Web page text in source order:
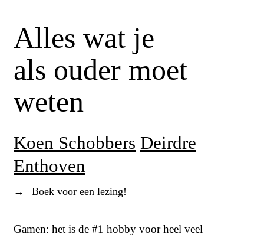
Alles wat je
als ouder moet
weten
Koen Schobbers Deirdre
Enthoven
→ Boek voor een lezing!
Gamen: het is de #1 hobby voor heel veel